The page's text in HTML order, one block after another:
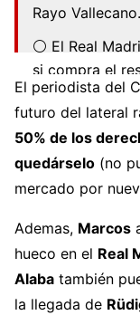
Rayo Vallecano.
⚪️ El Real
si compra el
puede
nueva
(sigue)
— Marcos de
26, 2022
El periodista del
futuro del lateral
50% de los
quedárselo (no
mercado por
Ademas, Marcos
hueco en el Real
Alaba también
la llegada de